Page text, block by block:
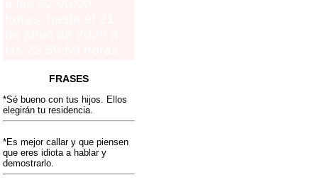
FRASES
*Sé bueno con tus hijos. Ellos
elegirán tu residencia.
*Es mejor callar y que piensen
que eres idiota a hablar y
demostrarlo.